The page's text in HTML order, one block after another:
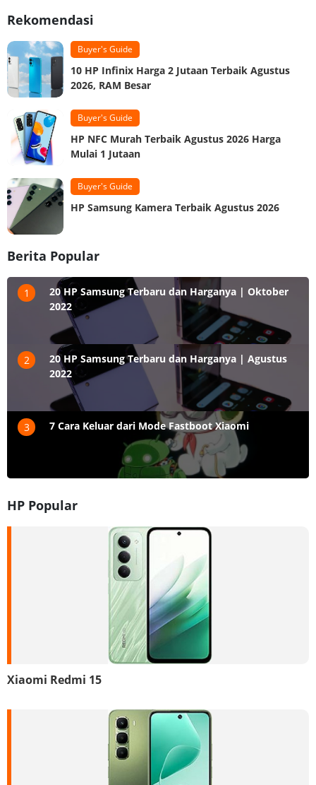
Rekomendasi
Buyer's Guide
10 HP Infinix Harga 2 Jutaan Terbaik Agustus
2026, RAM Besar
Buyer's Guide
HP NFC Murah Terbaik Agustus 2026 Harga
Mulai 1 Jutaan
Buyer's Guide
HP Samsung Kamera Terbaik Agustus 2026
Berita Popular
1
20 HP Samsung Terbaru dan Harganya | Oktober
2022
2
20 HP Samsung Terbaru dan Harganya | Agustus
2022
3 7 Cara Keluar dari Mode Fastboot Xiaomi
HP Popular
Xiaomi Redmi 15